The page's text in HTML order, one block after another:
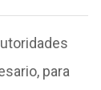
para